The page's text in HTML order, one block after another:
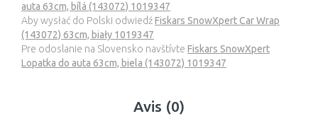
auta 63cm, bílá (143072) 1019347
Aby wysłać do Polski odwiedźFiskars SnowXpert Car Wrap
(143072) 63cm, biały 1019347
Pre odoslanie na Slovensko navštívte Fiskars SnowXpert
Lopatka do auta 63cm, biela (143072) 1019347
Avis (0)